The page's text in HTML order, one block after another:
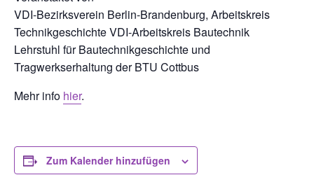
VDI-Bezirksverein Berlin-Brandenburg, Arbeitskreis
Technikgeschichte VDI-Arbeitskreis Bautechnik
Lehrstuhl für Bautechnikgeschichte und
Tragwerkserhaltung der BTU Cottbus
Mehr info hier.
Zum Kalender hinzufügen